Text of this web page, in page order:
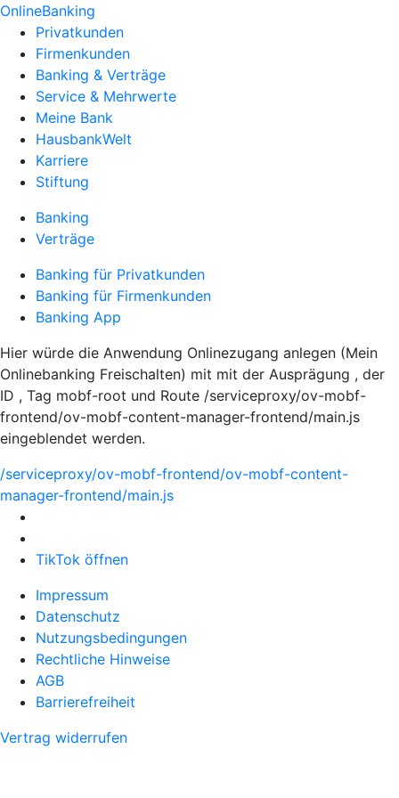
OnlineBanking
Privatkunden
Firmenkunden
Banking & Verträge
Service & Mehrwerte
Meine Bank
HausbankWelt
Karriere
Stiftung
Banking
Verträge
Banking für Privatkunden
Banking für Firmenkunden
Banking App
Hier würde die Anwendung Onlinezugang anlegen (Mein
Onlinebanking Freischalten) mit mit der Ausprägung , der
ID , Tag mobf-root und Route /serviceproxy/ov-mobf-
frontend/ov-mobf-content-manager-frontend/main.js
eingeblendet werden.
/serviceproxy/ov-mobf-frontend/ov-mobf-content-
manager-frontend/main.js
TikTok öffnen
Impressum
Datenschutz
Nutzungsbedingungen
Rechtliche Hinweise
AGB
Barrierefreiheit
Vertrag widerrufen